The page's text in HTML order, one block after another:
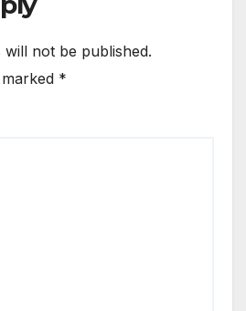
will not be published.
*